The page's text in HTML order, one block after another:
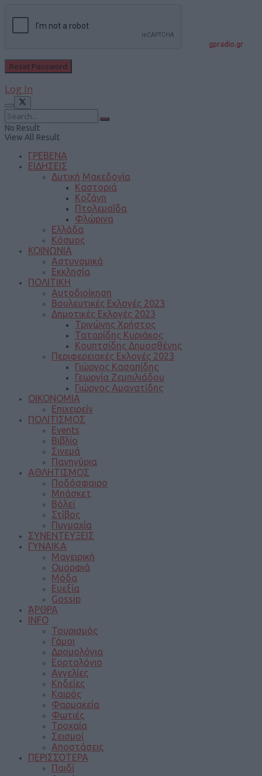
gpradio.gr
Log In
No Result
View All Result
ΓΡΕΒΕΝΑ
ΕΙΔΗΣΕΙΣ
Δυτική Μακεδονία
Καστοριά
Κοζάνη
Πτολεμαΐδα
Φλώρινα
Ελλάδα
Κόσμος
ΚΟΙΝΩΝΙΑ
Αστυνομικά
Εκκλησία
ΠΟΛΙΤΙΚΗ
Αυτοδιοίκηση
Βουλευτικές Εκλογές 2023
Δημοτικές Εκλογές 2023
Τριγώνης Χρήστος
Ταταρίδης Κυριάκος
Κουπτσίδης Δημοσθένης
Περιφερειακές Εκλογές 2023
Γιώργος Κασαπίδης
Γεωργία Ζεμπιλιάδου
Γιώργος Αμανατίδης
ΟΙΚΟΝΟΜΙΑ
Επιχειρείν
ΠΟΛΙΤΙΣΜΟΣ
Events
Βιβλίο
Σινεμά
Πανηγύρια
ΑΘΛΗΤΙΣΜΟΣ
Ποδόσφαιρο
Μπάσκετ
Βόλεϊ
Στίβος
Πυγμαχία
ΣΥΝΕΝΤΕΥΞΕΙΣ
ΓΥΝΑΙΚΑ
Μαγειρική
Ομορφιά
Μόδα
Ευεξία
Gossip
ΆΡΘΡΑ
INFO
Τουρισμός
Γάμοι
Δρομολόγια
Εορτολόγιο
Αγγελίες
Κηδείες
Καιρός
Φαρμακεία
Φωτιές
Τροχαία
Σεισμοί
Αποστάσεις
ΠΕΡΙΣΣΟΤΕΡΑ
Παιδί